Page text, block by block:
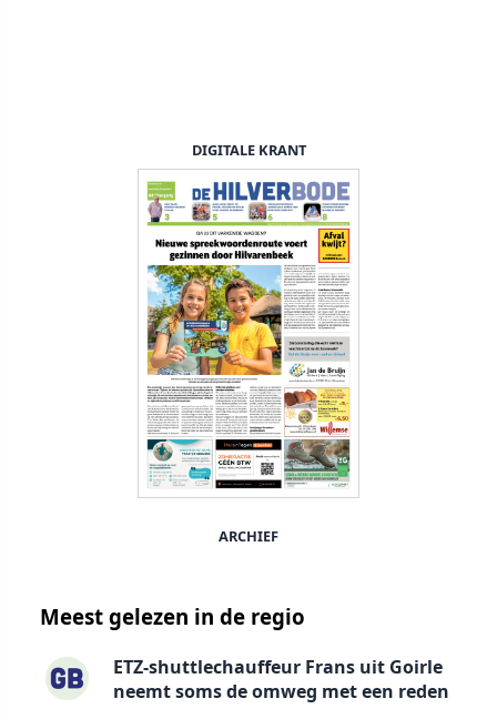
DIGITALE KRANT
ARCHIEF
Meest gelezen in de regio
ETZ-shuttlechauffeur Frans uit Goirle
neemt soms de omweg met een reden